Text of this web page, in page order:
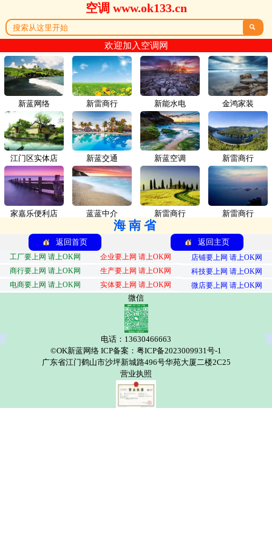
空调 www.ok133.cn

欢迎加入空调网
新蓝网络 新雷商行
江门区实体店 新蓝交通
家嘉乐便利店 蓝蓝中介
新能水电 金鸿家装
新蓝空调 新雷商行
新雷商行 新雷商行
海南省
返回首页 返回主页
工厂要上网 请上OK网 企业要上网 请上OK网
店铺要上网 请上OK网
商行要上网 请上OK网
生产要上网 请上OK网
科技要上网 请上OK网
电商要上网 请上OK网
实体要上网 请上OK网 微店要上网 请上OK网
微信
电话：13630466663
©OK新蓝网络 ICP备案：粤ICP备2023009931号-1
广东省江门鹤山市沙坪新城路496号华苑大厦二楼2C25
营业执照